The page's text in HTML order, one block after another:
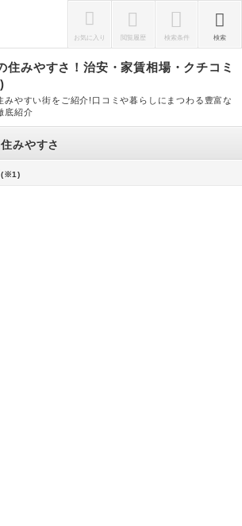
お気に入り 閲覧履歴 検索条件 検索
住みやすさ！治安・家賃相場・クチコミ
みやすい街をご紹介!口コミや暮らしにまつわる豊富な
底紹介
みやすさ
(※1)